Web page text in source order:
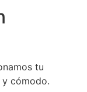
tu
cómodo.